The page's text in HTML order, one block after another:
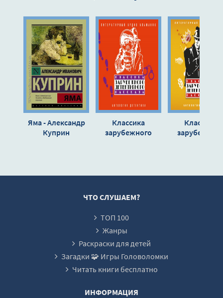
Яма - Александр
Куприн
Классика
зарубежного
Классика
ЧТО СЛУШАЕМ?
ТОП 100
Жанры
Раскраски для детей
Загадки 🧩 Игры Головоломки
Читать книги бесплатно
ИНФОРМАЦИЯ